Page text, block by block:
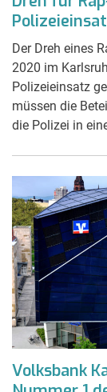
Der Dreh eines
2020 im
Polizeieinsatz
müssen die
die Polizei in
Volksbank